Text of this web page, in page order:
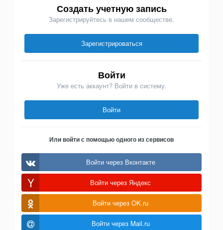
Создать учетную запись
Зарегистрируйтесь в нашем сообществе.
Зарегистрироваться
Войти
Уже есть аккаунт? Войти в систему.
Войти
Или войти с помощью одного из сервисов
Войти через Вконтакте
Войти через Яндекс
Войти через OK.ru
Войти через Mail.ru